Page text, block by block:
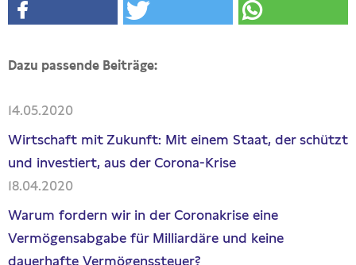
Dazu passende Beiträge:
14.05.2020
Wirtschaft mit Zukunft: Mit einem Staat, der schützt
und investiert, aus der Corona-Krise
18.04.2020
Warum fordern wir in der Coronakrise eine
Vermögensabgabe für Milliardäre und keine
dauerhafte Vermögenssteuer?